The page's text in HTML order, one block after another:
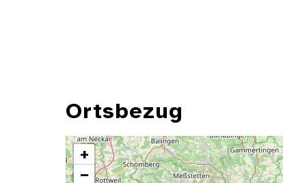
Ortsbezug
+
−